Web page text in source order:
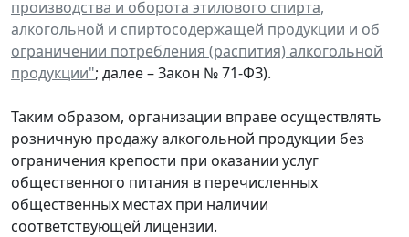
производства и оборота этилового спирта,
алкогольной и спиртосодержащей продукции и об
ограничении потребления (распития) алкогольной
продукции"; далее – Закон № 71-ФЗ).
Таким образом, организации вправе осуществлять
розничную продажу алкогольной продукции без
ограничения крепости при оказании услуг
общественного питания в перечисленных
общественных местах при наличии
соответствующей лицензии.